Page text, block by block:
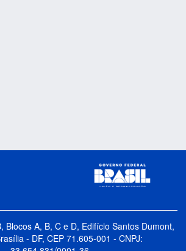
Blocos A, B, C e D, Edifício Santos Dumont,
- DF, CEP 71.605-001 - CNPJ: